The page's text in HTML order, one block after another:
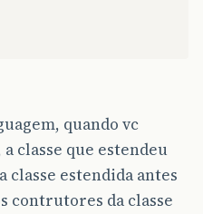
quando vc
classe que estendeu
classe estendida antes
contrutores da classe